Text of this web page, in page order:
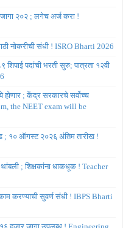
जागा २०२ ; लगेच अर्ज करा !
नोकरीची संधी ! ISRO Bharti 2026
शिपाई पदांची भरती सुरु; पात्रता १२वी
होणार ; केंद्र सरकारचे सर्वोच्च
the NEET exam will be
; १० ऑगस्ट २०२६ अंतिम तारीख !
थांबली ; शिक्षकांना धाकधूक ! Teacher
करण्याची सुवर्ण संधी ! IBPS Bharti